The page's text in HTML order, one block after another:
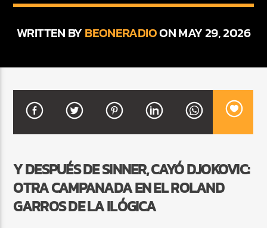
TITLE
CURRENT SHOW
BEATS URBANOS
11:00 AM 1:00 PM
Beone Radio
WRITTEN BYBEONERADIOON MAY 29, 2026
Y DESPUÉS DE SINNER, CAYÓ DJOKOVIC:
OTRA CAMPANADA EN EL ROLAND
GARROS DE LA ILÓGICA